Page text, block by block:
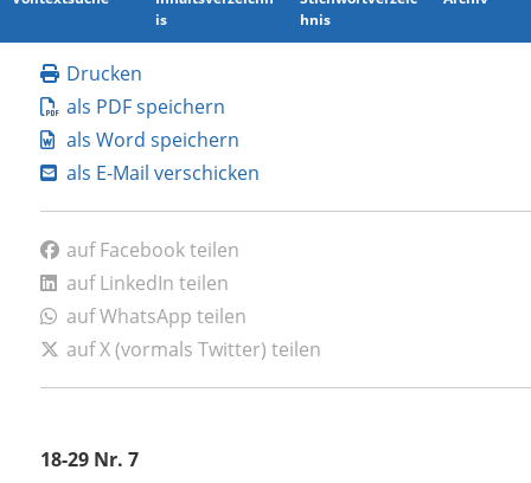
is
hnis
Drucken
als PDF speichern
als Word speichern
als E-Mail verschicken
auf Facebook teilen
auf LinkedIn teilen
auf WhatsApp teilen
auf X (vormals Twitter) teilen
18-29 Nr. 7